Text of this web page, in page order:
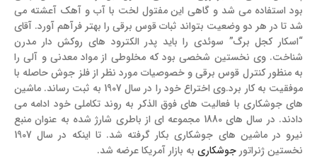
بود استفاده می شد و گاهی این مفتول لخت با آب و آهک آعشته می
شد تا در هر دو وضعیت بتواند ثبات قوس برقی را بهتر فرآهم آورد. آقای
“اسکار کجل برگ” سوئدی را باید پدر الکترود های روکش دار مدرن
شناخت. وی نخستین شخصی بود که مخلوطی از مواد معدنی و آلی را
به منظور کنترل قوس برقی و خصوصیات مورد نظر از فلز جوش حاصله با
موفقیت به کار برد.وی اختراع خود را در سال 1907 به ثبت رساند. ماشین
های جوشکاری با فعالیت های فوق الذکر به روند تکاملی خود ادامه می
دادند. در سال های 1880 مجموعه ای از باطری شارژ شده به عنوان منبع
نیرو در ماشین های جوشکاری بکار گرفته شد. تا اینکه در سال 1907
نخستین ژنراتور جوشکاری به بازار آمریکا عرضه شد.